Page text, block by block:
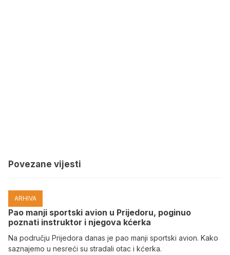
Povezane vijesti
ARHIVA
Pao manji sportski avion u Prijedoru, poginuo
poznati instruktor i njegova kćerka
Na području Prijedora danas je pao manji sportski avion. Kako
saznajemo u nesreći su stradali otac i kćerka.